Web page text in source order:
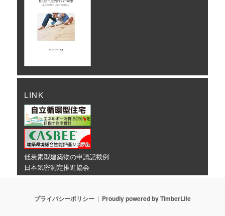
LINK
低炭素型建築物の申請記載例
日本気密測定推進協会
プライバシーポリシー Proudly powered by TimberLife